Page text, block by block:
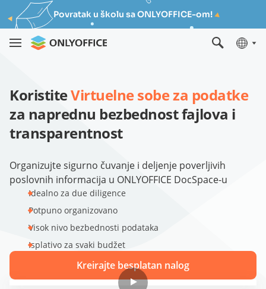
Povratak u školu sa ONLYOFFICE-om!
KoristiteVirtuelne sobe za podatke
za naprednu bezbednost fajlova i
transparentnost
Organizujte sigurno čuvanje i deljenje poverljivih
poslovnih informacija u ONLYOFFICE DocSpace-u
Idealno za due diligence
Potpuno organizovano
Visok nivo bezbednosti podataka
Isplativo za svaki budžet
Kreirajte besplatan nalog